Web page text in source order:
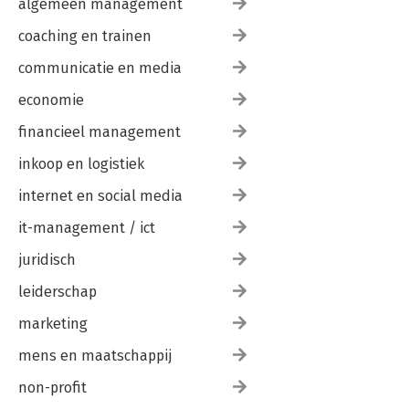
Zonder gps-coördinaten 161
Locaties 163
Gps-logger 164
Interface 168
Opmaak 172
Extra opmaak 180
Opmaaktips 183
Bestelprocedure 186
12 Presentatie 189
Module Presentatie 191
13 Afdrukken 197
De module Afdrukken 198
De instellingen op een Mac 211
14 Foto’s presenteren op het web 215
algemeen management
coaching en trainen
communicatie en media
economie
financieel management
inkoop en logistiek
internet en social media
it-management / ict
juridisch
leiderschap
marketing
mens en maatschappij
non-profit